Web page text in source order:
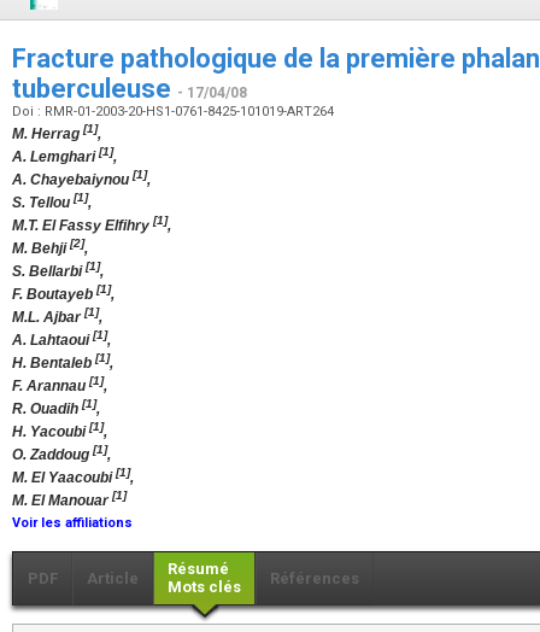
Fracture pathologique de la première
tuberculeuse - 17/04/08
Doi : RMR-01-2003-20-HS1-0761-8425-101019-ART264
M. Herrag [1],
A. Lemghari[1],
A. Chayebaiynou [1],
S. Tellou [1],
M.T. El Fassy Elfihry [1],
M. Behji[2],
S. Bellarbi[1],
F. Boutayeb [1],
M.L. Ajbar[1],
A. Lahtaoui[1],
H. Bentaleb [1],
F. Arannau [1],
R. Ouadih [1],
H. Yacoubi[1],
O. Zaddoug [1],
M. El Yaacoubi[1],
M. El Manouar[1]
Voir les affiliations
PDF Article
Résumé
Mots clés
Références